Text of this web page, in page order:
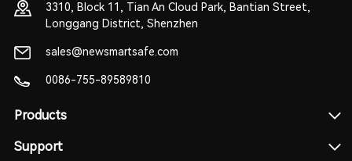
3310, Block 11, Tian An Cloud Park, Bantian Street,
Longgang District, Shenzhen
sales@newsmartsafe.com
0086-755-89589810
Products
Support